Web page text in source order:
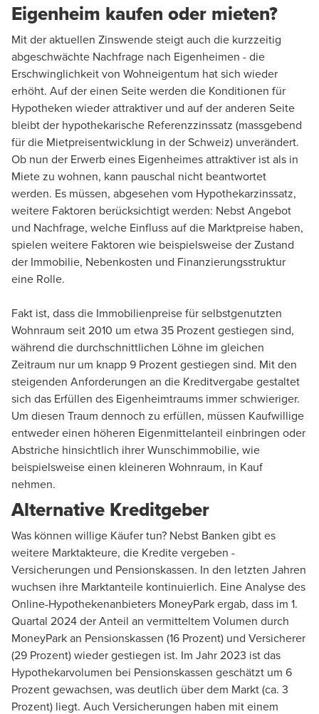
Eigenheim kaufen oder mieten?
Mit der aktuellen Zinswende steigt auch die kurzzeitig
abgeschwächte Nachfrage nach Eigenheimen - die
Erschwinglichkeit von Wohneigentum hat sich wieder
erhöht. Auf der einen Seite werden die Konditionen für
Hypotheken wieder attraktiver und auf der anderen Seite
bleibt der hypothekarische Referenzzinssatz (massgebend
für die Mietpreisentwicklung in der Schweiz) unverändert.
Ob nun der Erwerb eines Eigenheimes attraktiver ist als in
Miete zu wohnen, kann pauschal nicht beantwortet
werden. Es müssen, abgesehen vom Hypothekarzinssatz,
weitere Faktoren berücksichtigt werden: Nebst Angebot
und Nachfrage, welche Einfluss auf die Marktpreise haben,
spielen weitere Faktoren wie beispielsweise der Zustand
der Immobilie, Nebenkosten und Finanzierungsstruktur
eine Rolle.
Fakt ist, dass die Immobilienpreise für selbstgenutzten
Wohnraum seit 2010 um etwa 35 Prozent gestiegen sind,
während die durchschnittlichen Löhne im gleichen
Zeitraum nur um knapp 9 Prozent gestiegen sind. Mit den
steigenden Anforderungen an die Kreditvergabe gestaltet
sich das Erfüllen des Eigenheimtraums immer schwieriger.
Um diesen Traum dennoch zu erfüllen, müssen Kaufwillige
entweder einen höheren Eigenmittelanteil einbringen oder
Abstriche hinsichtlich ihrer Wunschimmobilie, wie
beispielsweise einen kleineren Wohnraum, in Kauf
nehmen.
Alternative Kreditgeber
Was können willige Käufer tun? Nebst Banken gibt es
weitere Marktakteure, die Kredite vergeben -
Versicherungen und Pensionskassen. In den letzten Jahren
wuchsen ihre Marktanteile kontinuierlich. Eine Analyse des
Online-Hypothekenanbieters MoneyPark ergab, dass im 1.
Quartal 2024 der Anteil an vermitteltem Volumen durch
MoneyPark an Pensionskassen (16 Prozent) und Versicherer
(29 Prozent) wieder gestiegen ist. Im Jahr 2023 ist das
Hypothekarvolumen bei Pensionskassen geschätzt um 6
Prozent gewachsen, was deutlich über dem Markt (ca. 3
Prozent) liegt. Auch Versicherungen haben mit einem